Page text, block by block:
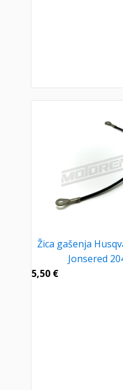
Žica gašenja
Jonsered
5,50 €